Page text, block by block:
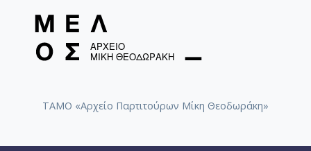
ΤΑΜΟ «Αρχείο Παρτιτούρων Μίκη Θεοδωράκη»